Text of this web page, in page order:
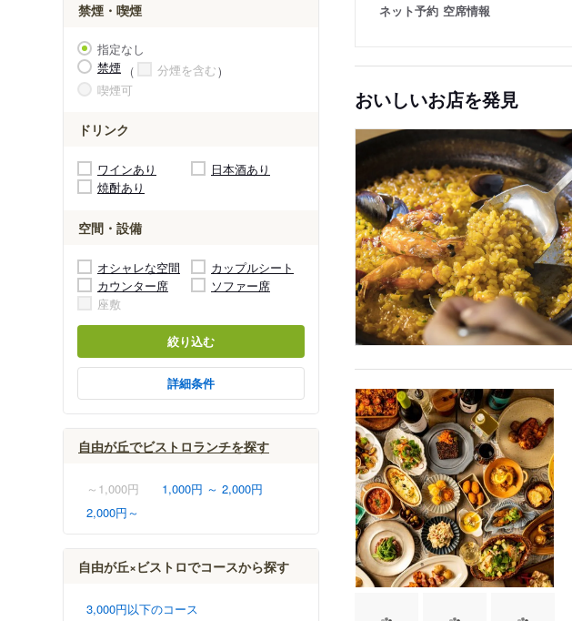
禁煙・喫煙
指定なし
禁煙
分煙を含む
喫煙可
ドリンク
ワインあり
日本酒あり
焼酎あり
空間・設備
オシャレな空間
カップルシート
カウンター席
ソファー席
座敷
絞り込む
詳細条件
自由が丘でビストロランチを探す
～1,000円
1,000円 ～ 2,000円
2,000円～
自由が丘×ビストロでコースから探す
3,000円以下のコース
ネット予約 空席情報
おいしいお店を発見